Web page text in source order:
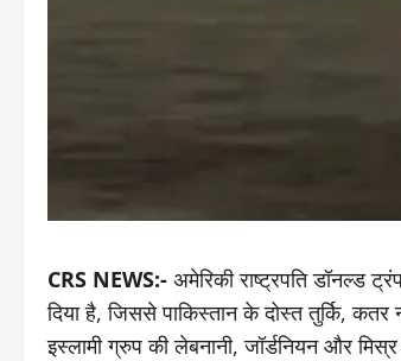
CRS NEWS:- अमेरिकी राष्ट्रपति डॉनल्ड
दिया है, जिससे पाक‍िस्‍तान के दोस्‍त तुर्कि,
इस्लामी ग्रुप की लेबनानी, जॉर्डनियन और